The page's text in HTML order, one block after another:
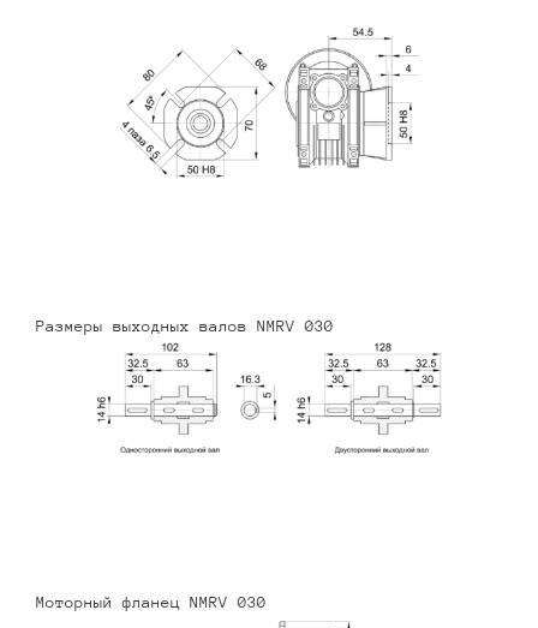
Размеры выходных валов NMRV 030
Моторный фланец NMRV 030